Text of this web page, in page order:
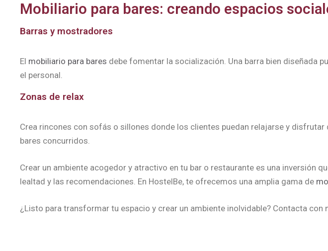
Mobiliario para bares: creando espacios
Barras y mostradores
El mobiliario para bares debe fomentar la socialización. Una barra bien diseñada
el personal.
Zonas de relax
Crea rincones con sofás o sillones donde los clientes puedan relajarse y
bares concurridos.
Crear un ambiente acogedor y atractivo en tu bar o restaurante es una inversión
lealtad y las recomendaciones. En HostelBe, te ofrecemos una amplia gama de
¿Listo para transformar tu espacio y crear un ambiente inolvidable? Contacta